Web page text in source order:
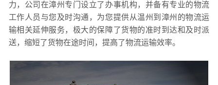
力，公司在漳州专门设立了办事机构，并备有专业的物流
工作人员与您及时沟通，为您提供从温州到漳州的物流运
输相关延伸服务，极大的保障了货物的准时到达和及时派
送，缩短了货物在途时间，提高了物流运输效率。